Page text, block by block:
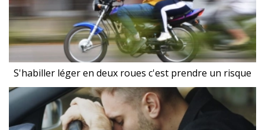
S'habiller léger en deux roues c'est prendre un risque